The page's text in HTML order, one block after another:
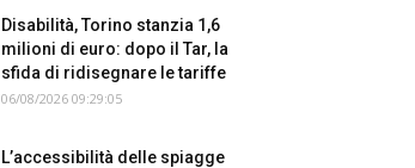
Disabilità, Torino stanzia 1,6
milioni di euro: dopo il Tar, la
sfida di ridisegnare le tariffe
06/08/2026 09:29:05
L’accessibilità delle spiagge